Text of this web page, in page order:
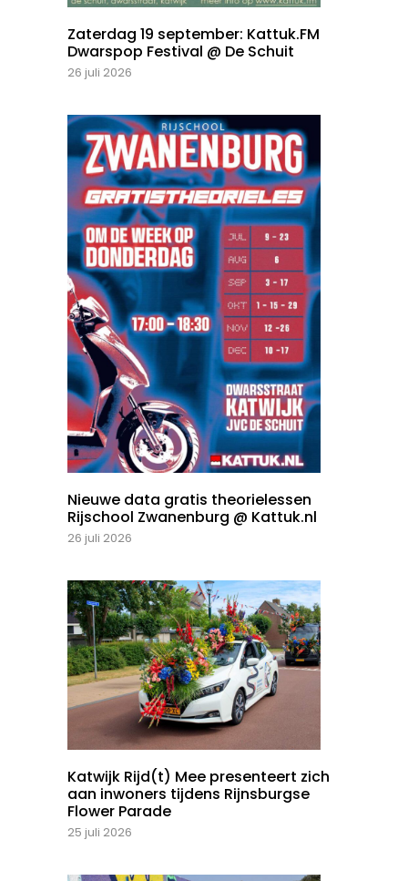
Zaterdag 19 september: Kattuk.FM
Dwarspop Festival @ De Schuit
26 juli 2026
Nieuwe data gratis theorielessen
Rijschool Zwanenburg @ Kattuk.nl
26 juli 2026
Katwijk Rijd(t) Mee presenteert zich
aan inwoners tijdens Rijnsburgse
Flower Parade
25 juli 2026